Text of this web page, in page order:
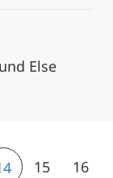
Else
15
16